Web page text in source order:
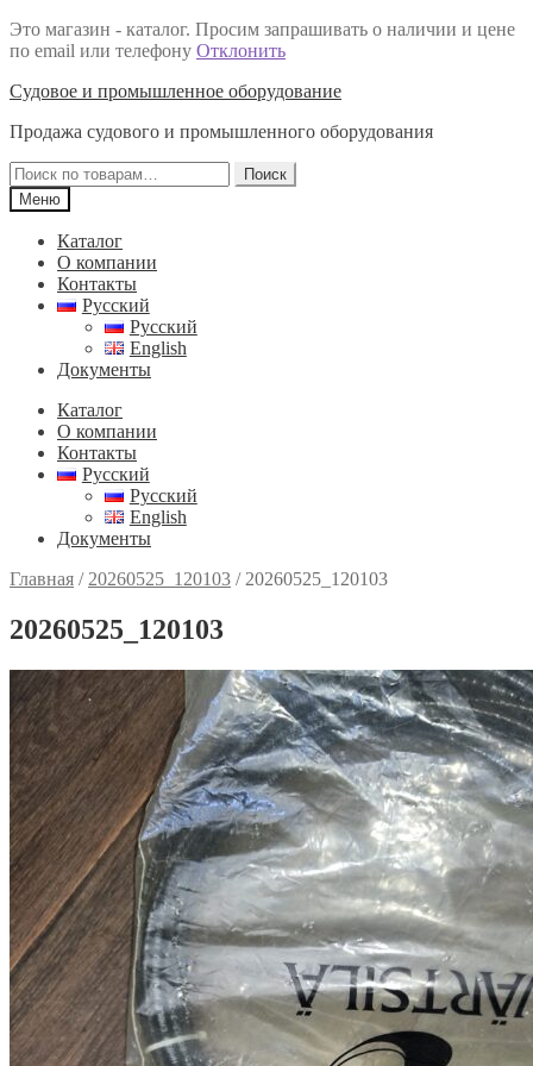
Это магазин - каталог. Просим запрашивать о наличии и цене
по email или телефону Отклонить
Перейти
навигации
Перейти
содержимому
Судовое и промышленное оборудование
Продажа судового и промышленного оборудования
Искать:
Поиск
Меню
Каталог
О компании
Контакты
Русский
Русский
English
Документы
Каталог
О компании
Контакты
Русский
Русский
English
Документы
Главная / 20260525_120103 / 20260525_120103
20260525_120103